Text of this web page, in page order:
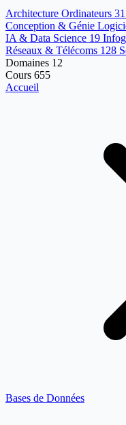
Architecture Ordinateurs 31
Conception & Génie
IA & Data Science 19
Réseaux & Télécoms 128
Domaines 12
Cours 655
Accueil
Bases de Données